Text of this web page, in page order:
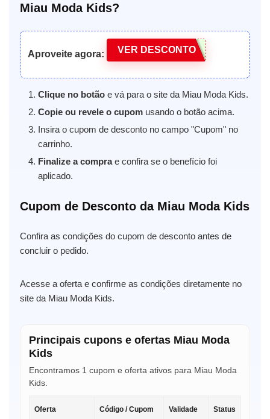
Miau Moda Kids?
Aproveite agora: VER DESCONTO
Clique no botão e vá para o site da Miau Moda Kids.
Copie ou revele o cupom usando o botão acima.
Insira o cupom de desconto no campo "Cupom" no
carrinho.
Finalize a comprae confira se o benefício foi
aplicado.
Cupom de Desconto da Miau Moda Kids
Confira as condições do cupom de desconto antes de
concluir o pedido.
Acesse a oferta e confirme as condições diretamente no
site da Miau Moda Kids.
Principais cupons e ofertas Miau Moda
Kids
Encontramos 1 cupom e oferta ativos para Miau Moda
Kids.
Oferta Código / Cupom Validade Status